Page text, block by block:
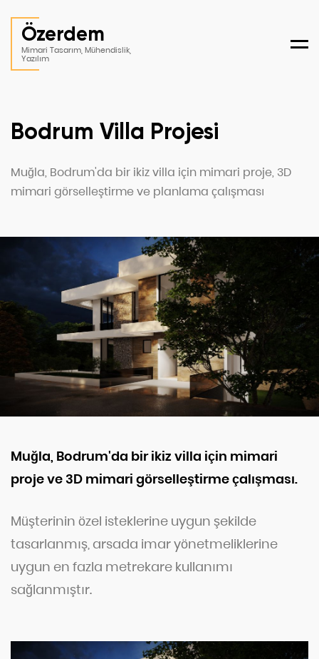
Özerdem
Mimari Tasarım, Mühendislik,
Yazılım
Bodrum Villa Projesi
Muğla, Bodrum'da bir ikiz villa için mimari proje, 3D
mimari görselleştirme ve planlama çalışması
Muğla, Bodrum'da bir ikiz villa için mimari
proje ve 3D mimari görselleştirme çalışması.
Müşterinin özel isteklerine uygun şekilde
tasarlanmış, arsada imar yönetmeliklerine
uygun en fazla metrekare kullanımı
sağlanmıştır.